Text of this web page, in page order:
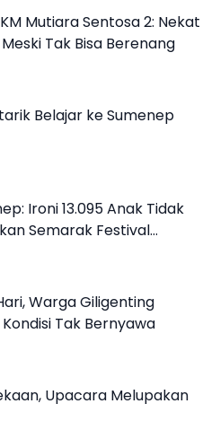
Mutiara Sentosa 2: Nekat
Tak Bisa Berenang
Belajar ke Sumenep
Ironi 13.095 Anak Tidak
Semarak Festival
Warga Giligenting
Tak Bernyawa
Upacara Melupakan